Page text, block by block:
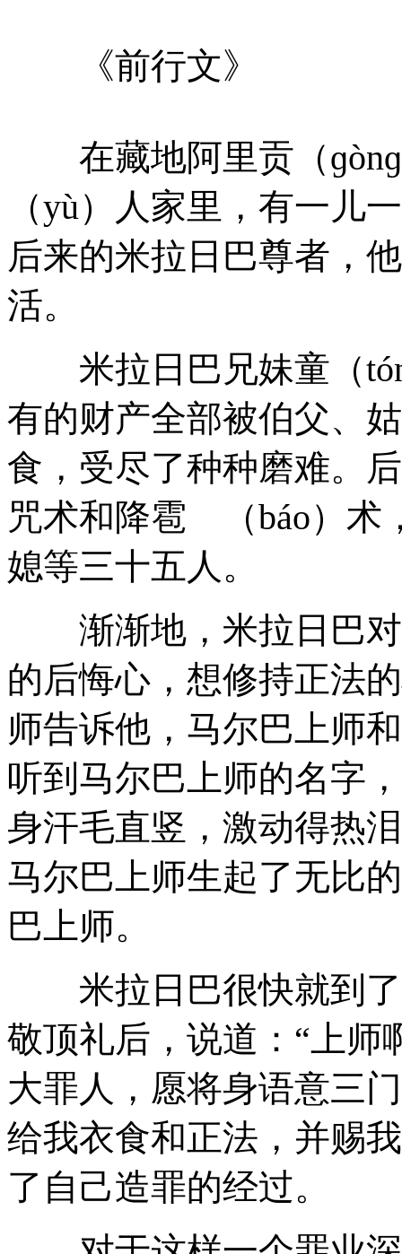
《前行文》
在藏地阿里贡（ɡònɡ
（yù）人家里，有一儿
后来的米拉日巴尊者，
活。
米拉日巴兄妹童（
有的财产全部被伯父、
食，受尽了种种磨难。
咒术和降雹 （báo）术
媳等三十五人。
渐渐地，米拉日巴对
的后悔心，想修持正法
师告诉他，马尔巴上师
听到马尔巴上师的名字
身汗毛直竖，激动得热
马尔巴上师生起了无比
巴上师。
米拉日巴很快就到了
敬顶礼后，说道：“上师
大罪人，愿将身语意三
给我衣食和正法，并赐
了自己造罪的经过。